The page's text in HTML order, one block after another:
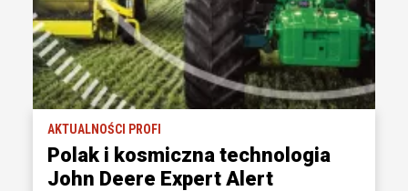
AKTUALNOŚCI PROFI
Polak i kosmiczna technologia
John Deere Expert Alert